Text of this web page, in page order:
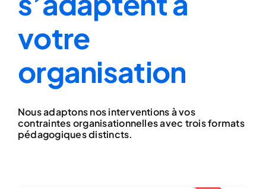
votre
organisation
Nous adaptons nos interventions à vos
contraintes organisationnelles avec trois formats
pédagogiques distincts.